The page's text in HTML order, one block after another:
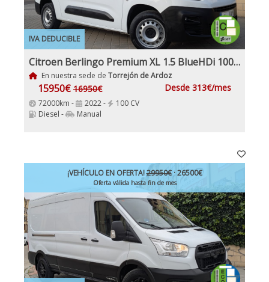
IVA DEDUCIBLE
Citroen Berlingo Premium XL 1.5 BlueHDi 100Cv Etiqueta C IVA Garantía Incl Nacional
En nuestra sede de Torrejón de Ardoz
15950€ 16950€ Desde 313€/mes
72000km - 2022 -
100 CV
Diesel -
Manual
¡VEHÍCULO EN OFERTA!29950€· 26500€
Oferta válida hasta fin de mes